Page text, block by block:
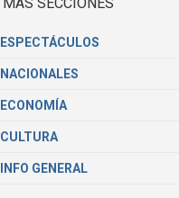
ESPECTÁCULOS
NACIONALES
ECONOMÍA
CULTURA
INFO GENERAL